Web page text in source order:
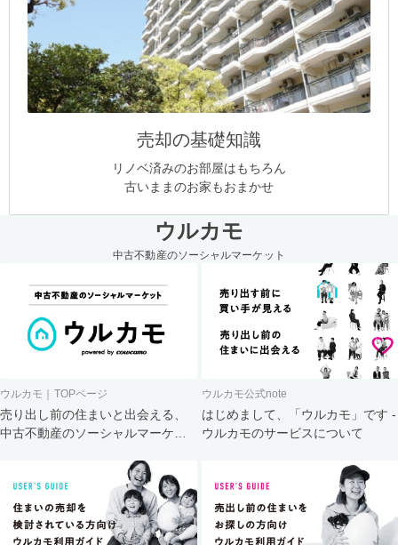
売却の基礎知識
リノベ済みのお部屋はもちろん
古いままのお家もおまかせ
ウルカモ
中古不動産のソーシャルマーケット
ウルカモ｜TOPページ
売り出し前の住まいと出会える、
中古不動産のソーシャルマーケッ
ウルカモ公式note
はじめまして、「ウルカモ」です -
ウルカモのサービスについて